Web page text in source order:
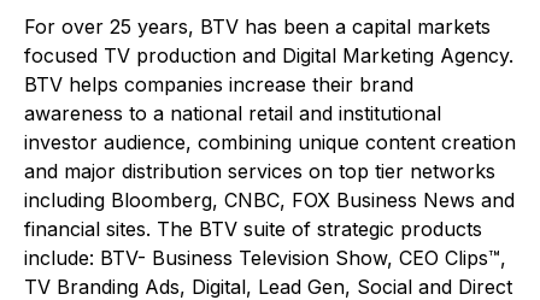
For over 25 years, BTV has been a capital markets
focused TV production and Digital Marketing Agency.
BTV helps companies increase their brand
awareness to a national retail and institutional
investor audience, combining unique content creation
and major distribution services on top tier networks
including Bloomberg, CNBC, FOX Business News and
financial sites. The BTV suite of strategic products
include: BTV- Business Television Show, CEO Clips™,
TV Branding Ads, Digital, Lead Gen, Social and Direct